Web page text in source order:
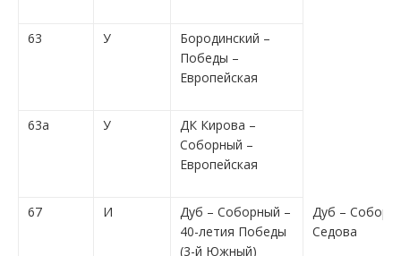
63 У
Бородинский –
Победы –
Европейская
63а У
ДК Кирова –
Соборный –
Европейская
67 И
Дуб – Соборный –
40-летия Победы
(3-й Южный)
Дуб –
Седова